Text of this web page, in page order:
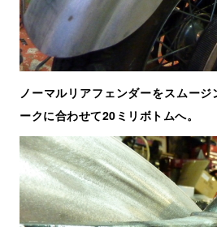
ノーマルリアフェンダーをスムー
ークに合わせて20ミリボトムへ。